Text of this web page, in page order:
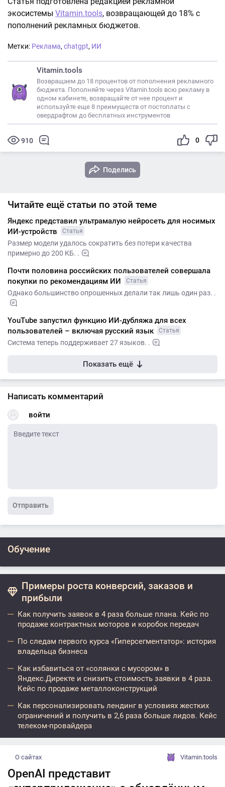
экосистемы Vitamin.tools, возвращающей до 18% с
пополнений рекламных бюджетов.
Метки: Реклама, chatgpt, ИИ
Vitamin.tools
Возвращаем до 18 процентов от пополнения рекламного
бюджета. Пополняйте через Vitamin.tools всю рекламу в
одном кабинете, возвращайте от нее процент и
используйте еще 8 преимуществ от постоплаты с
овердрафтом до бесплатных инструментов
910 0
Поделись
Читайте ещё статьи по этой теме
Яндекс представил ультрамалую нейросеть для носимых
ИИ-устройств
Статья
Размер модели удалось сократить без потери качества
примерно до 200 КБ. .
Почти половина российских пользователей совершала
покупки по рекомендациям ИИ
Статья
Однако большинство опрошенных делали так лишь один раз. .
YouTube запустил функцию ИИ-дубляжа для всех
пользователей – включая русский язык
Статья
Система теперь поддерживает 27 языков. .
Показать ещё
Написать комментарий
войти
Отправить
Обучение
Примеры роста конверсий, заказов и
прибыли
Как получить заявок в 4 раза больше плана. Кейс по
продаже контрактных моторов и коробок передач
По следам первого курса «Гиперсегментатор»: история
владельца бизнеса
Как избавиться от «солянки с мусором» в
Яндекс.Директе и снизить стоимость заявки в 4 раза.
Кейс по продаже металлоконструкций
Как персонализировать лендинг в условиях жестких
ограничений и получить в 2,6 раза больше лидов. Кейс
телеком-провайдера
О сайтах Vitamin.tools
OpenAI представит